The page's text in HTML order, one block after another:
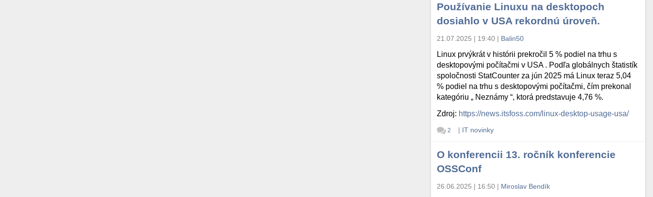
Používanie Linuxu na desktopoch
dosiahlo v USA rekordnú úroveň.
21.07.2025 | 19:40 | Balin50
Linux prvýkrát v histórii prekročil 5 % podiel na trhu s
desktopovými počítačmi v USA . Podľa globálnych štatistík
spoločnosti StatCounter za jún 2025 má Linux teraz 5,04
% podiel na trhu s desktopovými počítačmi, čím prekonal
kategóriu „ Neznámy “, ktorá predstavuje 4,76 %.
Zdroj: https://news.itsfoss.com/linux-desktop-usage-usa/
2 | IT novinky
O konferencii 13. ročník konferencie
OSSConf
26.06.2025 | 16:50 | Miroslav Bendík